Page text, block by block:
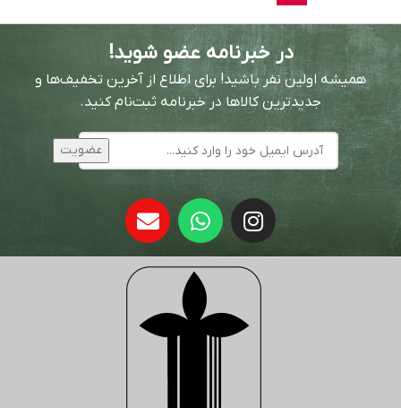
در خبرنامه عضو شوید!
همیشه اولین نفر باشید! برای اطلاع از آخرین تخفیف‌ها و
جدیدترین کالاها در خبرنامه ثبت‌نام کنید.